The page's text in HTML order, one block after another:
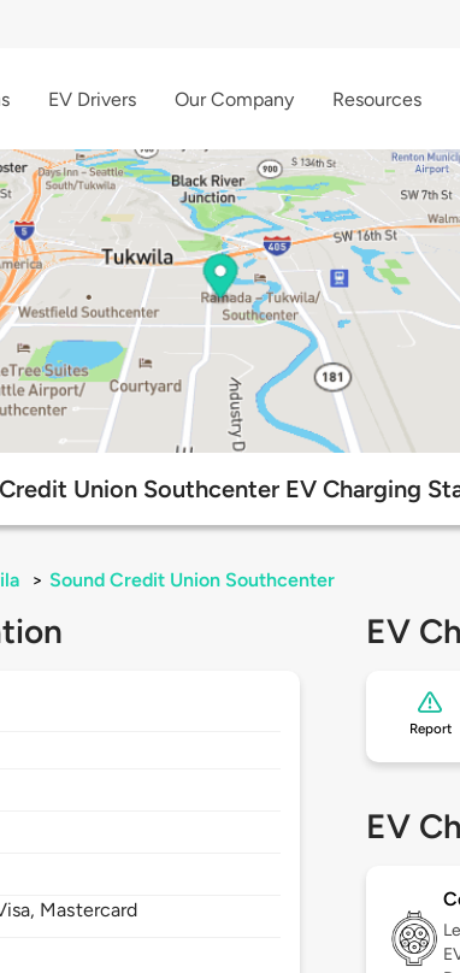
EV Drivers Our Company Resources
Union Southcenter EV Charging
> Sound Credit Union Southcenter
Mastercard
EV
Report
EV